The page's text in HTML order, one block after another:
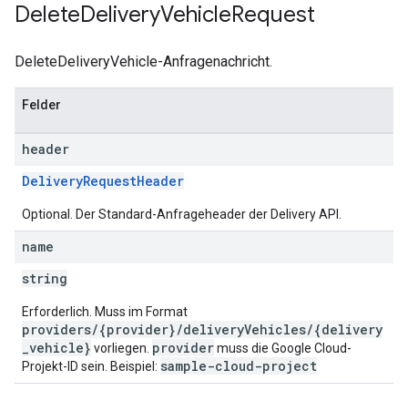
DeleteDeliveryVehicleRequest
DeleteDeliveryVehicle-Anfragenachricht.
Felder
header
DeliveryRequestHeader
Optional. Der Standard-Anfrageheader der Delivery API.
name
string
Erforderlich. Muss im Format
providers/{provider}/deliveryVehicles/{delivery
_vehicle} vorliegen. providermuss die Google Cloud-
Projekt-ID sein. Beispiel: sample-cloud-project